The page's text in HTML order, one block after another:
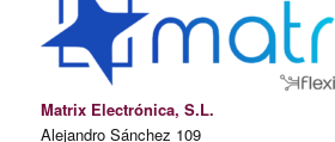
Matrix Electrónica, S.L.
Alejandro Sánchez 109